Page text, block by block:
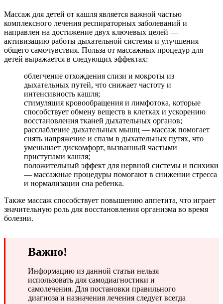
Массаж для детей от кашля является важной частью
комплексного лечения респираторных заболеваний и
направлен на достижение двух ключевых целей —
активизацию работы дыхательной системы и улучшения
общего самочувствия. Польза от массажных процедур для
детей выражается в следующих эффектах:
облегчение отхождения слизи и мокроты из
дыхательных путей, что снижает частоту и
интенсивность кашля;
стимуляция кровообращения и лимфотока, которые
способствует обмену веществ в клетках и ускорению
восстановления тканей дыхательных органов;
расслабление дыхательных мышц — массаж помогает
снять напряжение и спазм в дыхательных путях, что
уменьшает дискомфорт, вызванный частыми
приступами кашля;
положительный эффект для нервной системы и психики
— массажные процедуры помогают в снижении стресса
и нормализации сна ребенка.
Также массаж способствует повышению аппетита, что играет
значительную роль для восстановления организма во время
болезни.
Важно!
Информацию из данной статьи нельзя
использовать для самодиагностики и
самолечения. Для постановки правильного
диагноза и назначения лечения следует всегда